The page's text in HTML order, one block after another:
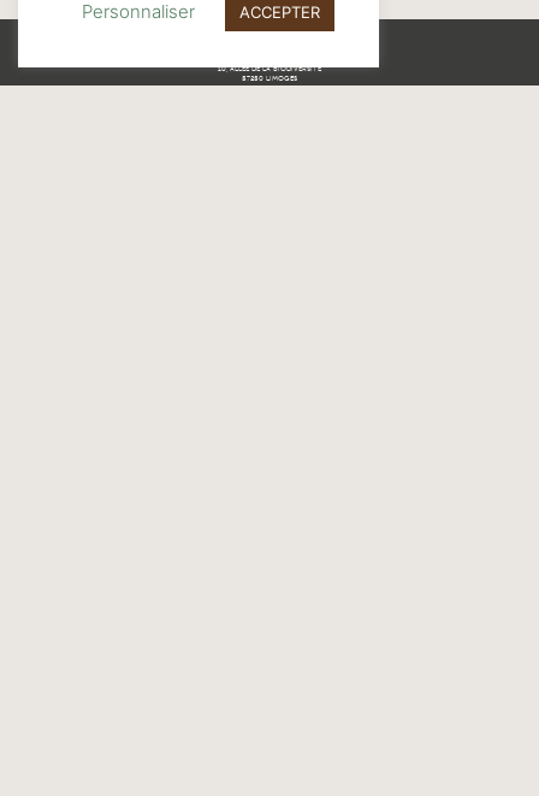
10, ALLÉE DE LA BIODIVERSITÉ
87280 LIMOGES
Personnaliser
ACCEPTER